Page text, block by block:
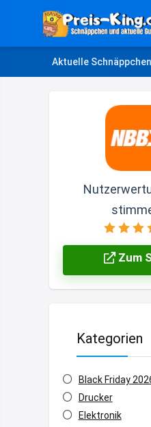
Aktuelle Schnäppchen
Zum
Kategorien
Black Friday
Drucker
Elektronik